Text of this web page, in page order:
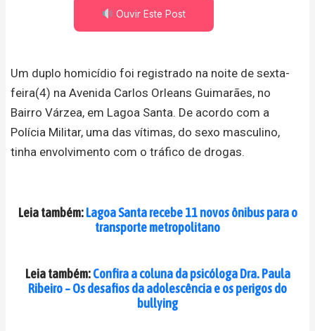
Ouvir Este Post
Um duplo homicídio foi registrado na noite de sexta-
feira(4) na Avenida Carlos Orleans Guimarães, no
Bairro Várzea, em Lagoa Santa. De acordo com a
Polícia Militar, uma das vítimas, do sexo masculino,
tinha envolvimento com o tráfico de drogas.
Leia também:Lagoa Santa recebe 11 novos ônibus para o
transporte metropolitano
Leia também:Confira a coluna da psicóloga Dra. Paula
Ribeiro – Os desafios da adolescência e os perigos do
bullying